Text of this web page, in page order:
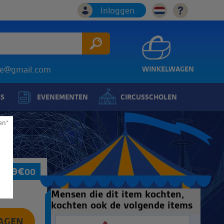
WINKELWAGEN
EVENEMENTEN CIRCUSSCHOLEN
369€00
Mensen die dit item kochten,
kochten ook de volgende items
Inloggen